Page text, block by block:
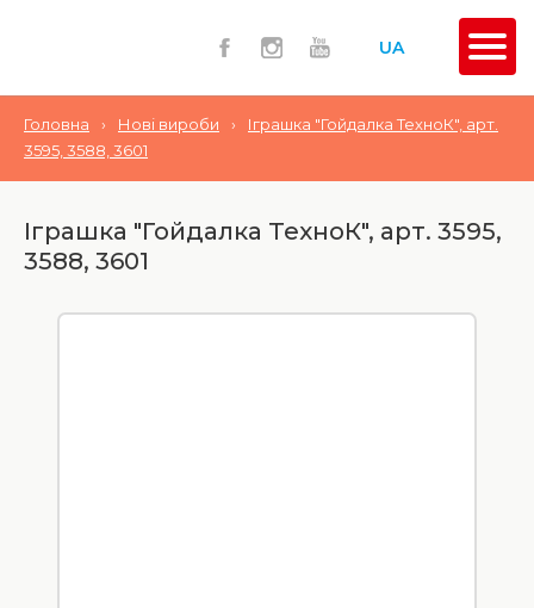
UA
Головна › Нові вироби ›
Іграшка "Гойдалка ТехноК", арт.
3595, 3588, 3601
Іграшка "Гойдалка ТехноК", арт. 3595,
3588, 3601